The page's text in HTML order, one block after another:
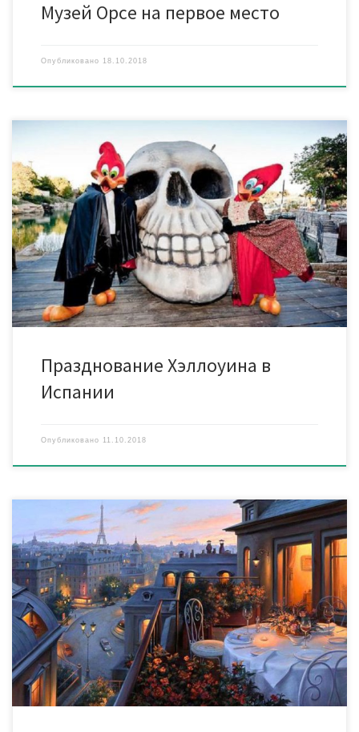
Музей Орсе на первое место
Опубликовано 18.10.2018
В городе Камбрильс с 12 октября по 10 ноября состоится
открытие крупнейшей в Европе площадки для празднования
Хэллоунина под названием Halloween Scream Nights. Она
будет охватывать 14 гектаров в городском парке Сама. В
течении 12 ночей страха будут работать 7 аттракционов, 4
шоу и множество актеров, которые исполнят роли героев
[…]
Празднование Хэллоуина в
Испании
Опубликовано 11.10.2018
Во Франции на этой неделе туристы смогут попробовать
блюда известных местных поваров прямо на вокзалах. В 37
французских городах стартовала гастрономическая акция
Сhefs de gare. Именитые шеф-повара страны шестой год
подряд проводят дегустации кулинарных шедевров прямо на
перронах и в залах ожидания вокзалов. Акция продлится до 14
октября Возглавляют действо […]